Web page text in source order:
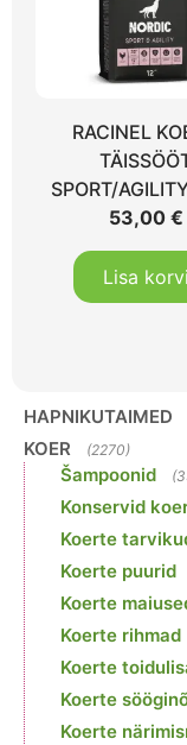
RACINEL
SPORT/
53,00 €
Lisa korvi
HAPNIKUTAIMED
KOER (2270)
Šampoonid
Konservid
Koerte
Koerte puurid
Koerte
Koerte rihmad
Koerte
Koerte
Koerte